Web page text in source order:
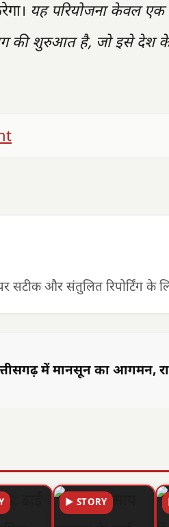
यह परियोजना केवल एक
की शुरुआत है, जो इसे देश के
सटीक और संतुलित रिपोर्टिंग के
में मानसून का आगमन,
▶ STORY